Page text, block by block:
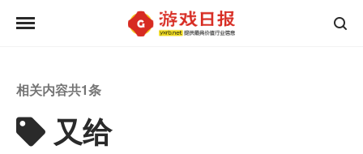
相关内容共1条
又给